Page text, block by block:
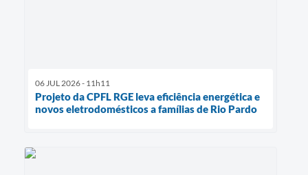
06 JUL 2026 - 11h11
Projeto da CPFL RGE leva eficiência energética e
novos eletrodomésticos a famílias de Rio Pardo